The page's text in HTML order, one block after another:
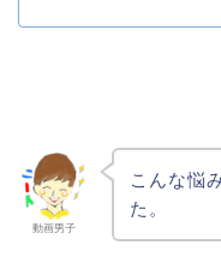
動画男子
こんな悩
た。